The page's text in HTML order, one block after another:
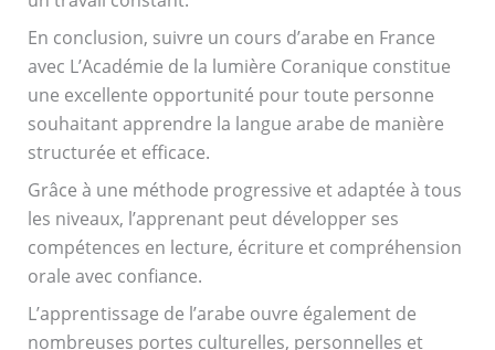
En conclusion, suivre un cours d’arabe en France
avec L’Académie de la lumière Coranique constitue
une excellente opportunité pour toute personne
souhaitant apprendre la langue arabe de manière
structurée et efficace.
Grâce à une méthode progressive et adaptée à tous
les niveaux, l’apprenant peut développer ses
compétences en lecture, écriture et compréhension
orale avec confiance.
L’apprentissage de l’arabe ouvre également de
nombreuses portes culturelles, personnelles et